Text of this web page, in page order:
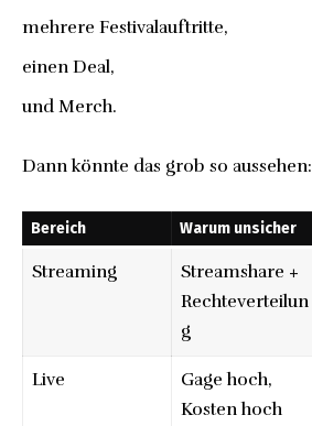
mehrere Festivalauftritte,
einen Deal,
und Merch.
Dann könnte das grob so aussehen:
Bereich Warum unsicher
Streaming
Streamshare +
Rechteverteilun
g
Live
Gage hoch,
Kosten hoch